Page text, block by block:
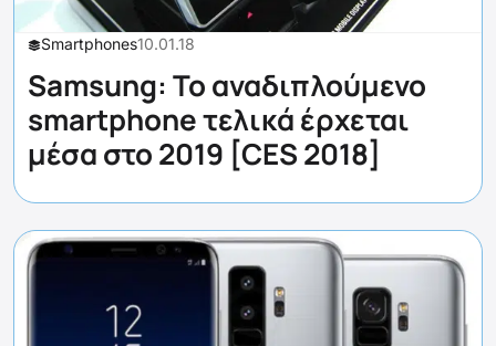
Smartphones10.01.18
Samsung: Το αναδιπλούμενο
smartphone τελικά έρχεται
μέσα στο 2019 [CES 2018]